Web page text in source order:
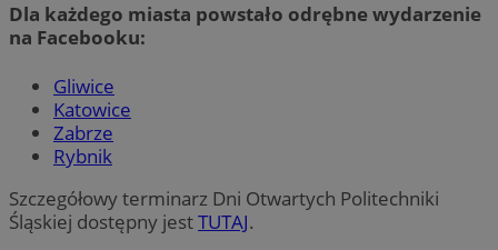
Dla każdego miasta powstało odrębne wydarzenie
na Facebooku:
Gliwice
Katowice
Zabrze
Rybnik
Szczegółowy terminarz Dni Otwartych Politechniki
Śląskiej dostępny jestTUTAJ.